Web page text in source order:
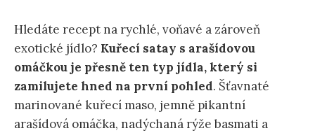
Hledáte recept na rychlé, voňavé a zároveň
exotické jídlo? Kuřecí satay s arašídovou
omáčkou je přesně ten typ jídla, který si
zamilujete hned na první pohled. Šťavnaté
marinované kuřecí maso, jemně pikantní
arašídová omáčka, nadýchaná rýže basmati a